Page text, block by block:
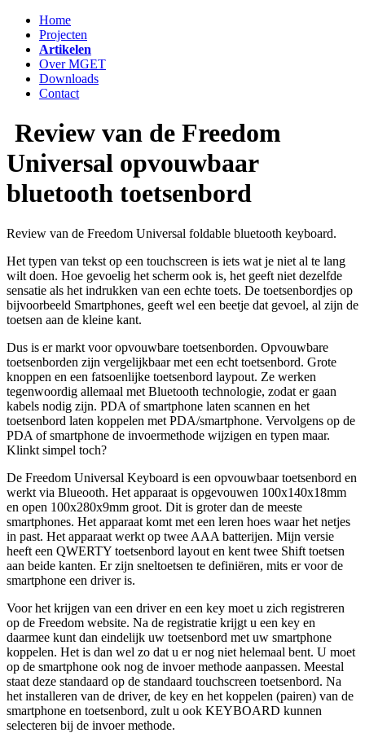
Home
Projecten
Artikelen
Over MGET
Downloads
Contact
Review van de Freedom
Universal opvouwbaar
bluetooth toetsenbord
Review van de Freedom Universal foldable bluetooth keyboard.
Het typen van tekst op een touchscreen is iets wat je niet al te lang
wilt doen. Hoe gevoelig het scherm ook is, het geeft niet dezelfde
sensatie als het indrukken van een echte toets. De toetsenbordjes op
bijvoorbeeld Smartphones, geeft wel een beetje dat gevoel, al zijn de
toetsen aan de kleine kant.
Dus is er markt voor opvouwbare toetsenborden. Opvouwbare
toetsenborden zijn vergelijkbaar met een echt toetsenbord. Grote
knoppen en een fatsoenlijke toetsenbord laypout. Ze werken
tegenwoordig allemaal met Bluetooth technologie, zodat er gaan
kabels nodig zijn. PDA of smartphone laten scannen en het
toetsenbord laten koppelen met PDA/smartphone. Vervolgens op de
PDA of smartphone de invoermethode wijzigen en typen maar.
Klinkt simpel toch?
De Freedom Universal Keyboard is een opvouwbaar toetsenbord en
werkt via Blueooth. Het apparaat is opgevouwen 100x140x18mm
en open 100x280x9mm groot. Dit is groter dan de meeste
smartphones. Het apparaat komt met een leren hoes waar het netjes
in past. Het apparaat werkt op twee AAA batterijen. Mijn versie
heeft een QWERTY toetsenbord layout en kent twee Shift toetsen
aan beide kanten. Er zijn sneltoetsen te definiëren, mits er voor de
smartphone een driver is.
Voor het krijgen van een driver en een key moet u zich registreren
op de Freedom website. Na de registratie krijgt u een key en
daarmee kunt dan eindelijk uw toetsenbord met uw smartphone
koppelen. Het is dan wel zo dat u er nog niet helemaal bent. U moet
op de smartphone ook nog de invoer methode aanpassen. Meestal
staat deze standaard op de standaard touchscreen toetsenbord. Na
het installeren van de driver, de key en het koppelen (pairen) van de
smartphone en toetsenbord, zult u ook KEYBOARD kunnen
selecteren bij de invoer methode.